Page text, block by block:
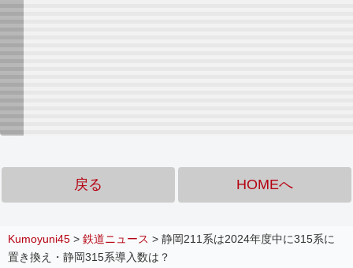
戻る HOMEへ
Kumoyuni45 > 鉄道ニュース > 静岡211系は2024年度中に315系に
置き換え・静岡315系導入数は？